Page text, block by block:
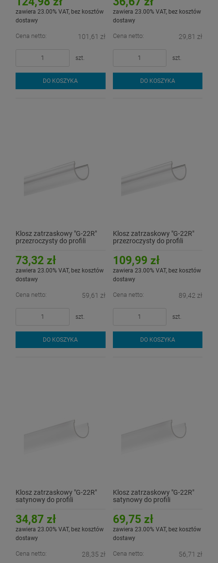
zawiera 23.00% VAT, bez kosztów
dostawy
Cena netto: 101,61 zł
szt.
DO KOSZYKA
zawiera 23.00% VAT, bez kosztów
dostawy
Cena netto: 29,81 zł
szt.
DO KOSZYKA
Klosz zatrzaskowy "G-22R"
przezroczysty do profili
73,32 zł
zawiera 23.00% VAT, bez kosztów
dostawy
Cena netto: 59,61 zł
szt.
DO KOSZYKA
Klosz zatrzaskowy "G-22R"
przezroczysty do profili
109,99 zł
zawiera 23.00% VAT, bez kosztów
dostawy
Cena netto: 89,42 zł
szt.
DO KOSZYKA
Klosz zatrzaskowy "G-22R"
satynowy do profili
34,87 zł
zawiera 23.00% VAT, bez kosztów
dostawy
Cena netto: 28,35 zł
Klosz zatrzaskowy "G-22R"
satynowy do profili
69,75 zł
zawiera 23.00% VAT, bez kosztów
dostawy
Cena netto: 56,71 zł